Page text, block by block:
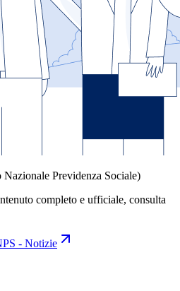
Previdenza Sociale)
completo e ufficiale, consulta
- Notizie